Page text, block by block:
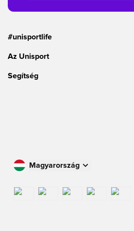
#unisportlife
Az Unisport
Segítség
Magyarország